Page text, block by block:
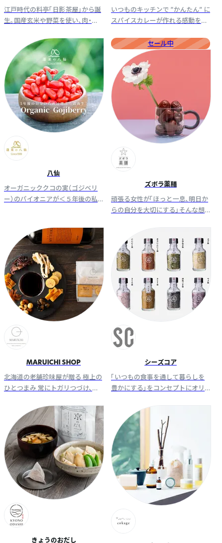
江戸時代の料亭「日影茶屋」から誕
生。国産玄米や野菜を使い、肉・卵・
いレストラン・カフェを運営。シェ
フ考案レシピの食品を販売。
度カリー子のスパイスショップ
いつものキッチンで ”かんたん” に
スパイスカレーが作れる感動をお
八仙
オーガニッククコの実（ゴジベリ
ー）のパイオニアが＜５年後の私
中心に揃えております。
セール中
ズボラ薬膳
頑張る女性が「ほっと一息、明日か
らの自分を大切にする」そんな想
軽に薬膳を楽しめます。
MARUICHI SHOP
北海道の老舗珍味屋が贈る 極上の
ひとつまみ 常にトガリつづけ、変
珍味屋がおくる直営ショップ
シーズコア
「いつもの食事を通して暮らしを
豊かにする」をコンセプトにオリ
会社です。
きょうのおだし